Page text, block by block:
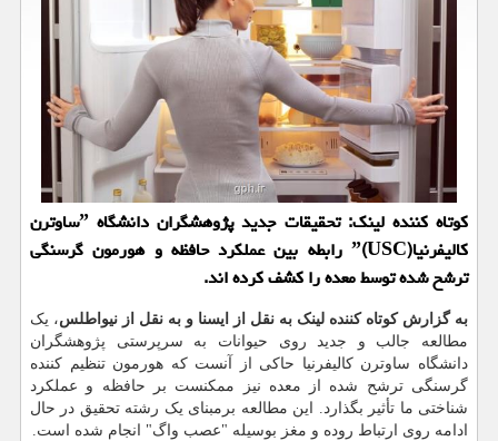
كوتاه كننده لینك: تحقیقات جدید پژوهشگران دانشگاه ˮساوترن
كالیفرنیاˮ(USC) رابطه بین عملكرد حافظه و هورمون گرسنگی
ترشح شده توسط معده را كشف كرده اند.
به گزارش کوتاه کننده لینک به نقل از ایسنا و به نقل از نیواطلس، یک
مطالعه جالب و جدید روی حیوانات به سرپرستی پژوهشگران
دانشگاه ساوترن کالیفرنیا حاکی از آنست که هورمون تنظیم کننده
گرسنگی ترشح شده از معده نیز ممکنست بر حافظه و عملکرد
شناختی ما تأثیر بگذارد. این مطالعه برمبنای یک رشته تحقیق در حال
ادامه روی ارتباط روده و مغز بوسیله "عصب واگ" انجام شده است.